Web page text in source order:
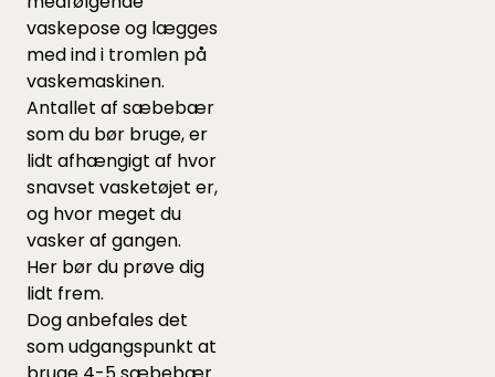
vaskepose og lægges
med ind i tromlen på
vaskemaskinen.
Antallet af sæbebær
som du bør bruge, er
lidt afhængigt af hvor
snavset vasketøjet er,
og hvor meget du
vasker af gangen.
Her bør du prøve dig
lidt frem.
Dog anbefales det
som udgangspunkt at